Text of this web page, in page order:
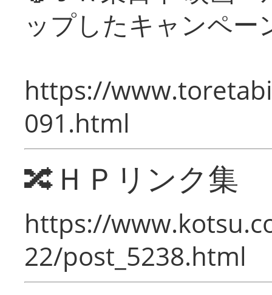
ップしたキャンペー
https://
091.html
🔀ＨＰリンク集
https://
22/post_5238.html